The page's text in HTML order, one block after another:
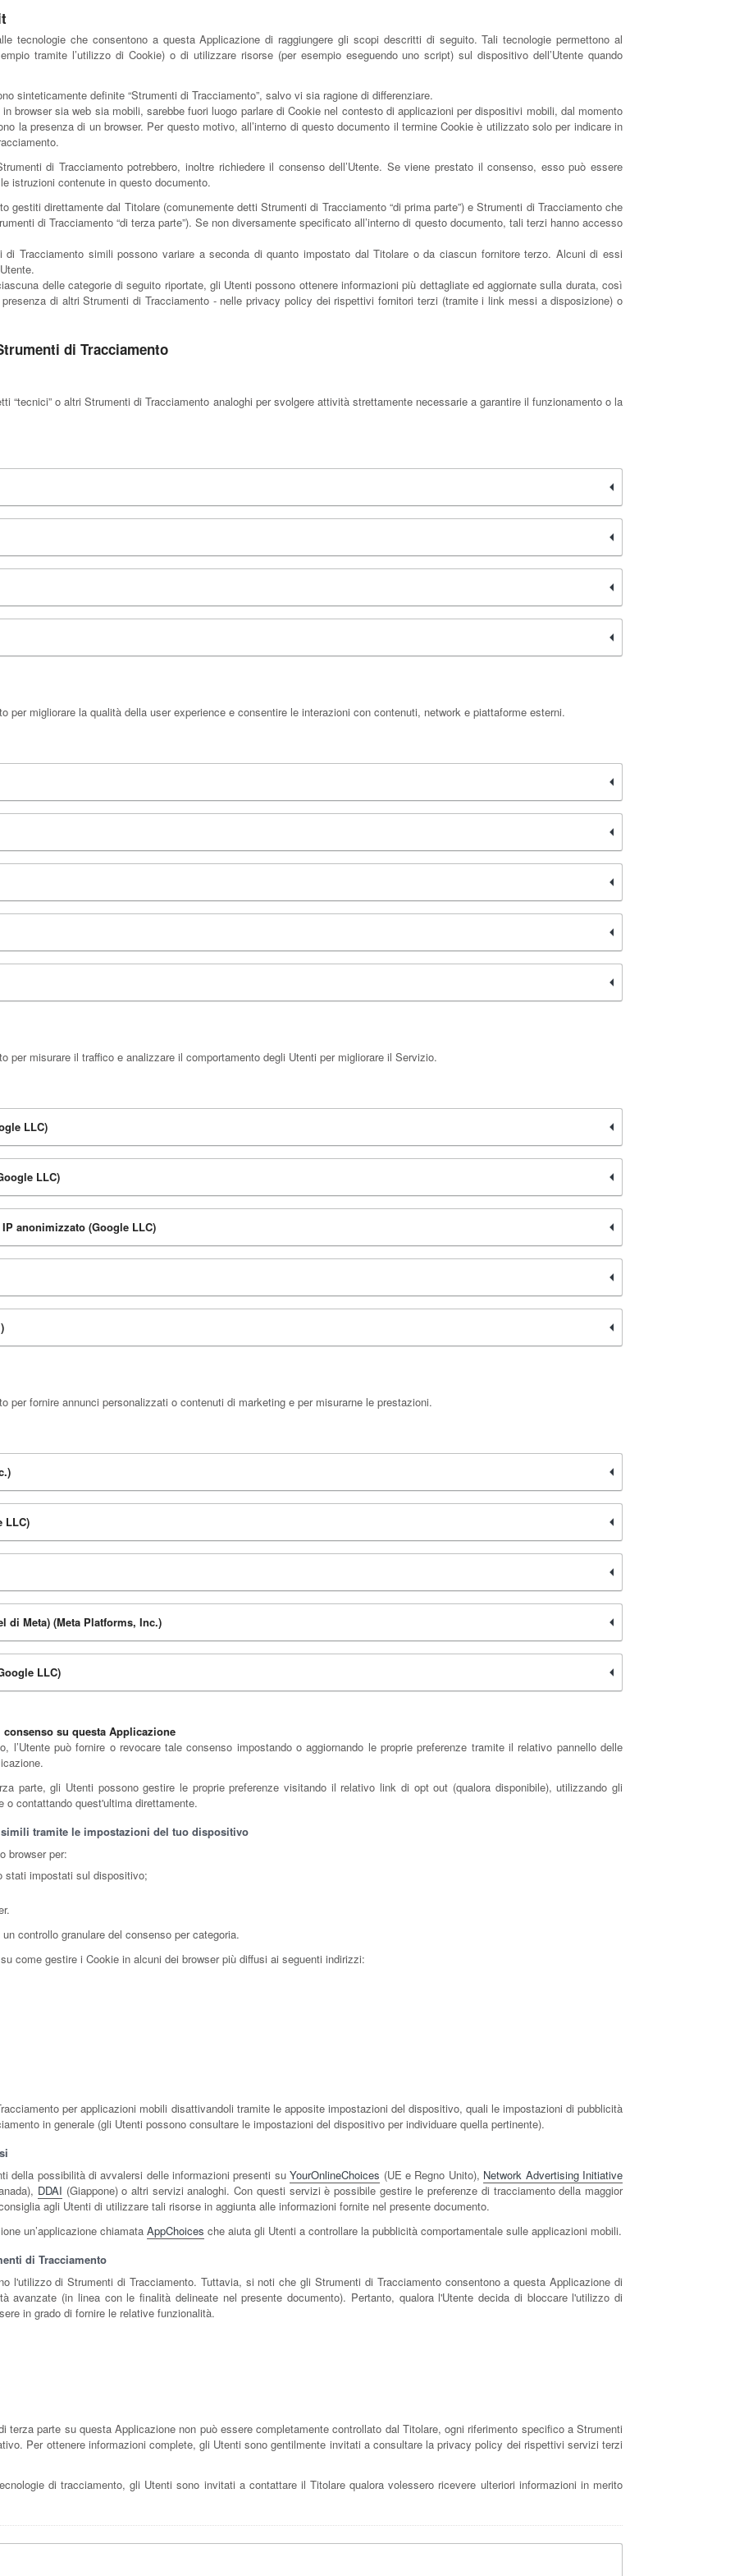
tecnologie che consentono a questa Applicazione di raggiungere gli scopi descritti di seguito. Tali tecnologie permettono al
tramite l’utilizzo di Cookie) o di utilizzare risorse (per esempio eseguendo uno script) sul dispositivo dell’Utente quando
sinteticamente definite “Strumenti di Tracciamento”, salvo vi sia ragione di differenziare.
browser sia web sia mobili, sarebbe fuori luogo parlare di Cookie nel contesto di applicazioni per dispositivi mobili, dal momento
la presenza di un browser. Per questo motivo, all’interno di questo documento il termine Cookie è utilizzato solo per indicare in
di Tracciamento potrebbero, inoltre richiedere il consenso dell’Utente. Se viene prestato il consenso, esso può essere
istruzioni contenute in questo documento.
gestiti direttamente dal Titolare (comunemente detti Strumenti di Tracciamento “di prima parte”) e Strumenti di Tracciamento che
di Tracciamento “di terza parte”). Se non diversamente specificato all’interno di questo documento, tali terzi hanno accesso
Tracciamento simili possono variare a seconda di quanto impostato dal Titolare o da ciascun fornitore terzo. Alcuni di essi
delle categorie di seguito riportate, gli Utenti possono ottenere informazioni più dettagliate ed aggiornate sulla durata, così
di altri Strumenti di Tracciamento - nelle privacy policy dei rispettivi fornitori terzi (tramite i link messi a disposizione) o
di Tracciamento
“tecnici” o altri Strumenti di Tracciamento analoghi per svolgere attività strettamente necessarie a garantire il funzionamento o la
per migliorare la qualità della user experience e consentire le interazioni con contenuti, network e piattaforme esterni.
per misurare il traffico e analizzare il comportamento degli Utenti per migliorare il Servizio.
LLC)
LLC)
anonimizzato (Google LLC)
per fornire annunci personalizzati o contenuti di marketing e per misurarne le prestazioni.
LLC)
di Meta) (Meta Platforms, Inc.)
LLC)
su questa Applicazione
l’Utente può fornire o revocare tale consenso impostando o aggiornando le proprie preferenze tramite il relativo pannello delle
parte, gli Utenti possono gestire le proprie preferenze visitando il relativo link di opt out (qualora disponibile), utilizzando gli
contattando quest'ultima direttamente.
tramite le impostazioni del tuo dispositivo
browser per:
stati impostati sul dispositivo;
controllo granulare del consenso per categoria.
come gestire i Cookie in alcuni dei browser più diffusi ai seguenti indirizzi:
per applicazioni mobili disattivandoli tramite le apposite impostazioni del dispositivo, quali le impostazioni di pubblicità
in generale (gli Utenti possono consultare le impostazioni del dispositivo per individuare quella pertinente).
della possibilità di avvalersi delle informazioni presenti suYourOnlineChoices (UE e Regno Unito), Network Advertising Initiative
DDAI (Giappone) o altri servizi analoghi. Con questi servizi è possibile gestire le preferenze di tracciamento della maggior
agli Utenti di utilizzare tali risorse in aggiunta alle informazioni fornite nel presente documento.
un’applicazione chiamata AppChoices che aiuta gli Utenti a controllare la pubblicità comportamentale sulle applicazioni mobili.
di Tracciamento
l'utilizzo di Strumenti di Tracciamento. Tuttavia, si noti che gli Strumenti di Tracciamento consentono a questa Applicazione di
avanzate (in linea con le finalità delineate nel presente documento). Pertanto, qualora l'Utente decida di bloccare l'utilizzo di
in grado di fornire le relative funzionalità.
terza parte su questa Applicazione non può essere completamente controllato dal Titolare, ogni riferimento specifico a Strumenti
Per ottenere informazioni complete, gli Utenti sono gentilmente invitati a consultare la privacy policy dei rispettivi servizi terzi
di tracciamento, gli Utenti sono invitati a contattare il Titolare qualora volessero ricevere ulteriori informazioni in merito